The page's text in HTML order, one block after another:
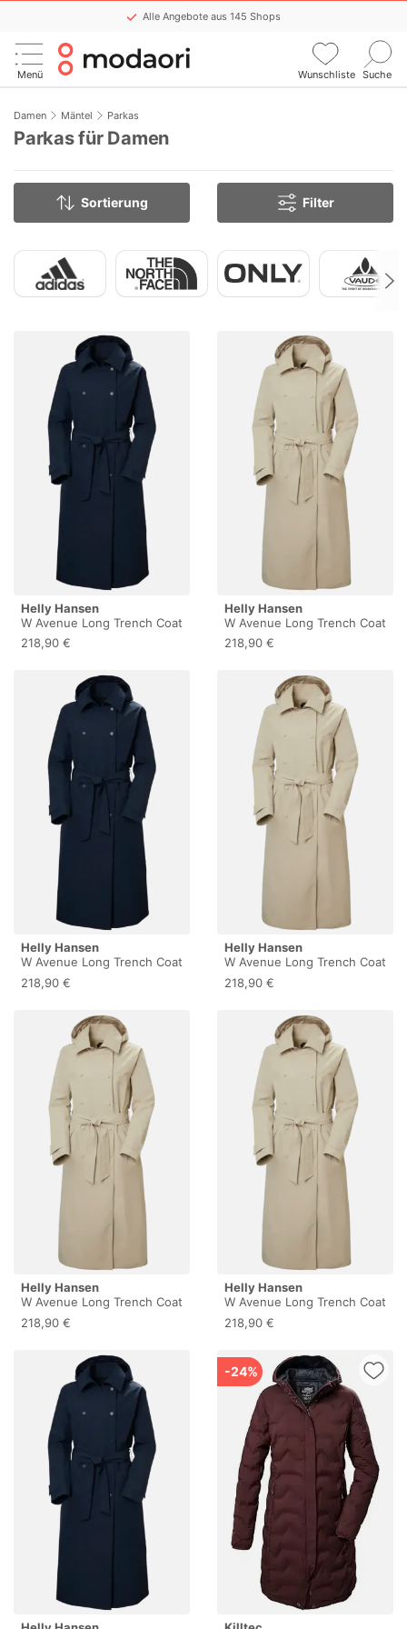
Alle Angebote aus 145 Shops
Keinen Sale mehr verpassen
Menü Wunschliste Suche
Damen Mäntel Parkas
Parkas für Damen
Sortierung Filter
Helly Hansen
W Avenue Long Trench Coat
- Parka - Damen Navy L
218,90 €
Helly Hansen
W Avenue Long Trench Coat
- Parka - Damen Hh Khaki S
218,90 €
Helly Hansen
W Avenue Long Trench Coat
- Parka - Damen Navy M
218,90 €
Helly Hansen
W Avenue Long Trench Coat
- Parka - Damen Hh Khaki M
218,90 €
Helly Hansen
W Avenue Long Trench Coat
- Parka - Damen Hh Khaki
XL
218,90 €
Helly Hansen
W Avenue Long Trench Coat
- Parka - Damen Hh Khaki L
218,90 €
-24%